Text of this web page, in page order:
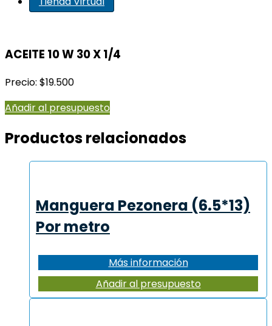
ACEITE 10 W 30 X 1/4
Precio: $19.500
Añadir al presupuesto
Productos relacionados
Manguera Pezonera (6.5*13)
Por metro
Más información
Añadir al presupuesto